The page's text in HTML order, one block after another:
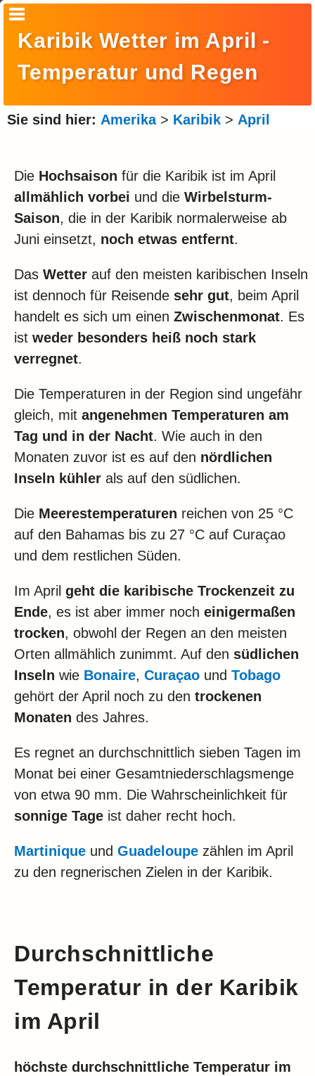
Amerika
Afrika
Ozeanien
Reisemonat
Klima
Impressum & Datenschutz
Karibik Wetter im April -
Temperatur und Regen
Sie sind hier: Amerika> Karibik > April
Die Hochsaison für die Karibik ist im April
allmählich vorbei und die Wirbelsturm-
Saison, die in der Karibik normalerweise ab
Juni einsetzt, noch etwas entfernt.
Das Wetter auf den meisten karibischen Inseln
ist dennoch für Reisende sehr gut, beim April
handelt es sich um einen Zwischenmonat. Es
ist weder besonders heiß noch stark
verregnet.
Die Temperaturen in der Region sind ungefähr
gleich, mit angenehmen Temperaturen am
Tag und in der Nacht. Wie auch in den
Monaten zuvor ist es auf den nördlichen
Inseln kühler als auf den südlichen.
Die Meerestemperaturen reichen von 25 °C
auf den Bahamas bis zu 27 °C auf Curaçao
und dem restlichen Süden.
Im April geht die karibische Trockenzeit zu
Ende, es ist aber immer noch einigermaßen
trocken, obwohl der Regen an den meisten
Orten allmählich zunimmt. Auf den südlichen
Inseln wie Bonaire, Curaçao und Tobago
gehört der April noch zu den trockenen
Monaten des Jahres.
Es regnet an durchschnittlich sieben Tagen im
Monat bei einer Gesamtniederschlagsmenge
von etwa 90 mm. Die Wahrscheinlichkeit für
sonnige Tage ist daher recht hoch.
Martinique und Guadeloupe zählen im April
zu den regnerischen Zielen in der Karibik.
Durchschnittliche
Temperatur in der Karibik
im April
höchste durchschnittliche Temperatur im